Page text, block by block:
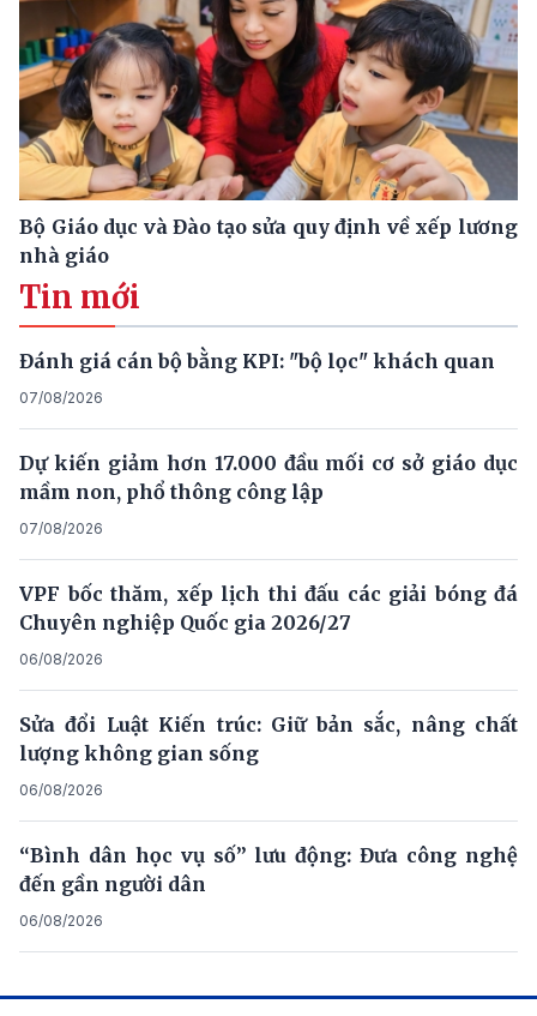
Bộ Giáo dục và Đào tạo sửa quy định về xếp lương
nhà giáo
Tin mới
Đánh giá cán bộ bằng KPI: "bộ lọc" khách quan
07/08/2026
Dự kiến giảm hơn 17.000 đầu mối cơ sở giáo dục
mầm non, phổ thông công lập
07/08/2026
VPF bốc thăm, xếp lịch thi đấu các giải bóng đá
Chuyên nghiệp Quốc gia 2026/27
06/08/2026
Sửa đổi Luật Kiến trúc: Giữ bản sắc, nâng chất
lượng không gian sống
06/08/2026
“Bình dân học vụ số” lưu động: Đưa công nghệ
đến gần người dân
06/08/2026